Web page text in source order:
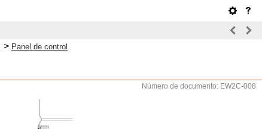
> Panel de control
Número de documento: EW2C-008